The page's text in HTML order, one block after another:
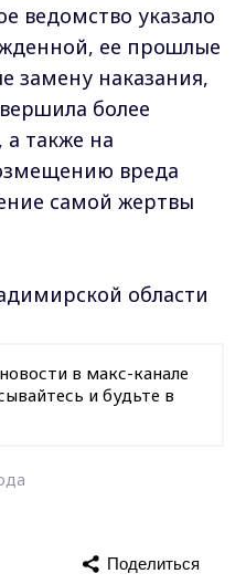
ведомство указало
ее прошлые
замену наказания,
более
а также на
вреда
самой жертвы
области
в макс-канале
и будьте в
Поделиться